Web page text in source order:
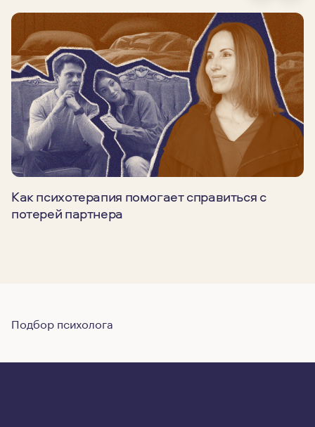
Как психотерапия помогает справиться с
потерей партнера
Подбор психолога